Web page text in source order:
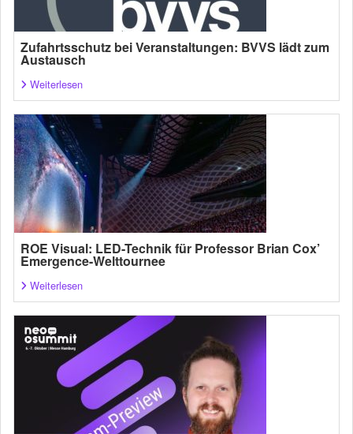
Zufahrtsschutz bei Veranstaltungen: BVVS lädt zum
Austausch
Weiterlesen
ROE Visual: LED-Technik für Professor Brian Cox’
Emergence-Welttournee
Weiterlesen